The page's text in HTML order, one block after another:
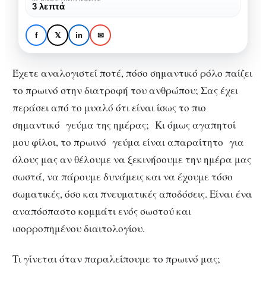
Η σωστή διατροφή από
το πρωινό φαίνεται!
πρωινό
φαίνεται!
3 λεπτά
f 𝕏 in ✉
Έχετε αναλογιστεί ποτέ, πόσο σημαντικό ρόλο παίζει
το πρωινό στην διατροφή του ανθρώπου; Σας έχει
περάσει από το μυαλό ότι είναι ίσως το πιο
σημαντικό γεύμα της ημέρας; Κι όμως αγαπητοί
μου φίλοι, το πρωινό γεύμα είναι απαραίτητο για
όλους μας αν θέλουμε να ξεκινήσουμε την ημέρα μας
σωστά, να πάρουμε δυνάμεις και να έχουμε τόσο
σωματικές, όσο και πνευματικές αποδόσεις. Είναι ένα
αναπόσπαστο κομμάτι ενός σωστού και
ισορροπημένου διαιτολογίου.
Τι γίνεται όταν παραλείπουμε το πρωινό μας;